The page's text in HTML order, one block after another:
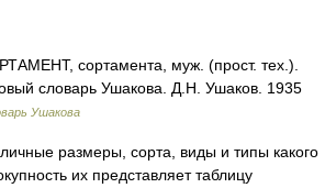
сортамента, муж. (прост. тех.).
словарь Ушакова. Д.Н. Ушаков. 1935
Ушакова
размеры, сорта, виды и типы какого
их представляет таблицу